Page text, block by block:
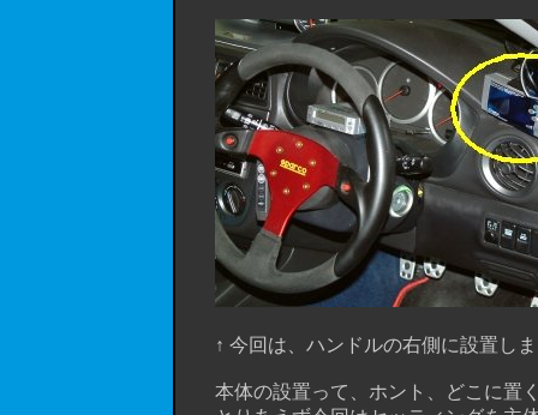
↑ 今回は、ハンドルの右側に設置しま
本体の設置って、ホント、どこに置